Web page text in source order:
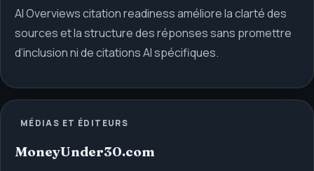
AI Overviews citation readiness améliore la clarté des
sources et la structure des réponses sans promettre
d’inclusion ni de citations AI spécifiques.
MÉDIAS ET ÉDITEURS
MoneyUnder30.com